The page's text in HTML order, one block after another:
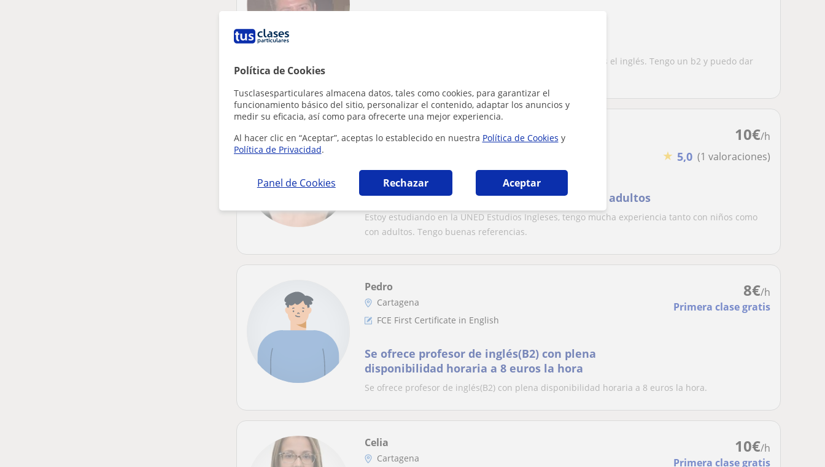
Política de Cookies
Tusclasesparticulares almacena datos, tales como cookies, para garantizar el
funcionamiento básico del sitio, personalizar el contenido, adaptar los anuncios y
medir su eficacia, así como para ofrecerte una mejor experiencia.
Al hacer clic en “Aceptar”, aceptas lo establecido en nuestra Política de Cookies y
Política de Privacidad.
Panel de Cookies Rechazar Aceptar
Soy estudiante de cuarto de magisterio. Mi especialidad es el inglés. Tengo un b2 y puedo dar
10€/h
★ 5,0 (1 valoraciones)
Clases de ingles para niños , adolescentes y adultos
Estoy estudiando en la UNED Estudios Ingleses, tengo mucha experiencia tanto con niños como
con adultos. Tengo buenas referencias.
8€/h
Primera clase gratis
Pedro
Cartagena
FCE First Certificate in English
Se ofrece profesor de inglés(B2) con plena
disponibilidad horaria a 8 euros la hora
Se ofrece profesor de inglés(B2) con plena disponibilidad horaria a 8 euros la hora.
10€/h
Primera clase gratis
Celia
Cartagena